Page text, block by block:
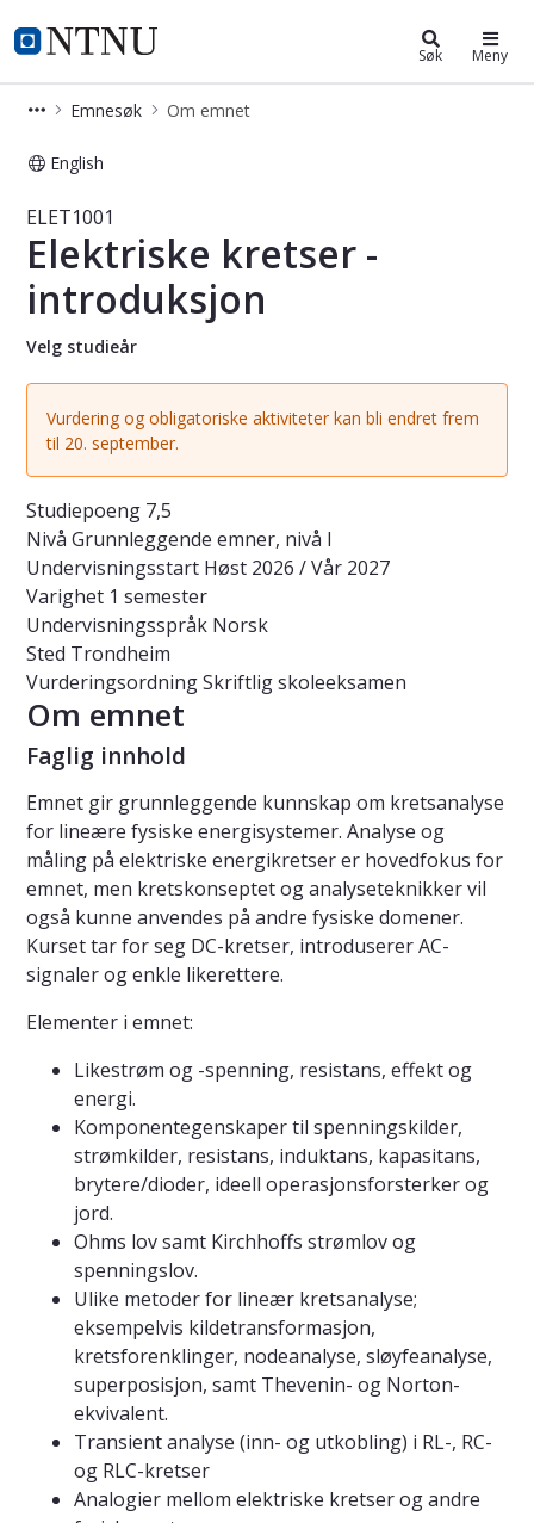
NTNU Hjemmeside
Studier Søk Meny
Emnesøk Om emnet
English
Emne - Elektriske kretser -
ELET1001
Elektriske kretser -
introduksjon
Velg studieår
Vurdering og obligatoriske aktiviteter kan bli endret frem
til 20. september.
Studiepoeng 7,5
Nivå Grunnleggende emner, nivå I
Undervisningsstart Høst 2026 / Vår 2027
Varighet 1 semester
Undervisningsspråk Norsk
Sted Trondheim
VurderingsordningSkriftlig skoleeksamen
Om emnet
Faglig innhold
Emnet gir grunnleggende kunnskap om kretsanalyse
for lineære fysiske energisystemer. Analyse og
måling på elektriske energikretser er hovedfokus for
emnet, men kretskonseptet og analyseteknikker vil
også kunne anvendes på andre fysiske domener.
Kurset tar for seg DC-kretser, introduserer AC-
signaler og enkle likerettere.
Elementer i emnet:
Likestrøm og -spenning, resistans, effekt og
energi.
Komponentegenskaper til spenningskilder,
strømkilder, resistans, induktans, kapasitans,
brytere/dioder, ideell operasjonsforsterker og
jord.
Ohms lov samt Kirchhoffs strømlov og
spenningslov.
Ulike metoder for lineær kretsanalyse;
eksempelvis kildetransformasjon,
kretsforenklinger, nodeanalyse, sløyfeanalyse,
superposisjon, samt Thevenin- og Norton-
ekvivalent.
Transient analyse (inn- og utkobling) i RL-, RC-
og RLC-kretser
Analogier mellom elektriske kretser og andre